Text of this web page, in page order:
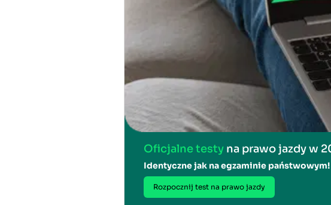
Oficjalne testy na prawo jazdy w
Identyczne jak na egzaminie państwowym!
Rozpocznij test na prawo jazdy